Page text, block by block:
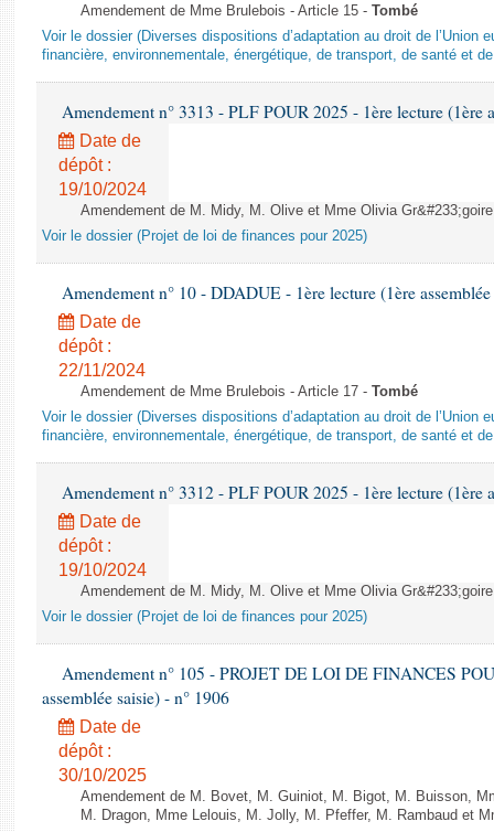
Amendement de Mme Brulebois - Article 15 - Tombé
Voir le dossier (Diverses dispositions d’adaptation au droit de l’Union
financière, environnementale, énergétique, de transport, de santé et
Amendement n° 3313 - PLF POUR 2025 - 1ère lecture (1ère
Date de
dépôt :
19/10/2024
Amendement de M. Midy, M. Olive et Mme Olivia
Voir le dossier (Projet de loi de finances pour 2025)
Amendement n° 10 - DDADUE - 1ère lecture (1ère
Date de
dépôt :
22/11/2024
Amendement de Mme Brulebois - Article 17 - Tombé
Voir le dossier (Diverses dispositions d’adaptation au droit de l’Union
financière, environnementale, énergétique, de transport, de santé et
Amendement n° 3312 - PLF POUR 2025 - 1ère lecture (1ère
Date de
dépôt :
19/10/2024
Amendement de M. Midy, M. Olive et Mme Olivia
Voir le dossier (Projet de loi de finances pour 2025)
Amendement n° 105 - PROJET DE LOI DE FINANCES
assemblée saisie) - n° 1906
Date de
dépôt :
30/10/2025
Amendement de M. Bovet, M. Guiniot, M. Bigot, M. Buisson,
M. Dragon, Mme Lelouis, M. Jolly, M. Pfeffer, M. Rambaud et